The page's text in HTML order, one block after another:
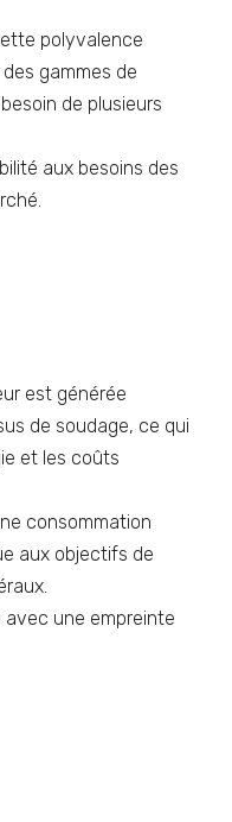
polyvalence
gammes de
de plusieurs
aux besoins des
est générée
de soudage, ce qui
et les coûts
consommation
aux objectifs de
une empreinte